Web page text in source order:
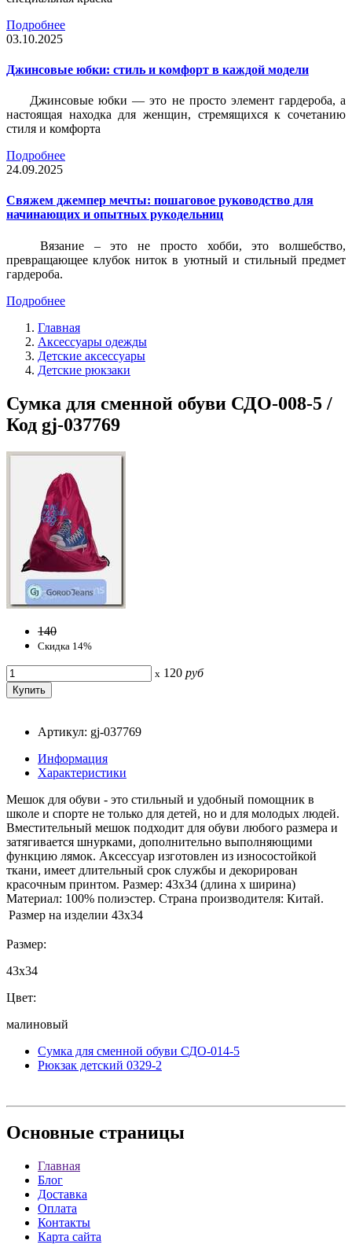
Подробнее
03.10.2025
Джинсовые юбки: стиль и комфорт в каждой модели
Джинсовые юбки — это не просто элемент гардероба, а
настоящая находка для женщин, стремящихся к сочетанию
стиля и комфорта
Подробнее
24.09.2025
Свяжем джемпер мечты: пошаговое руководство для
начинающих и опытных рукодельниц
Вязание – это не просто хобби, это волшебство,
превращающее клубок ниток в уютный и стильный предмет
гардероба.
Подробнее
Главная
Аксессуары одежды
Детские аксессуары
Детские рюкзаки
Сумка для сменной обуви СДО-008-5 /
Код gj-037769
140
Скидка 14%
x 120 руб
Артикул: gj-037769
Информация
Характеристики
Мешок для обуви - это стильный и удобный помощник в
школе и спорте не только для детей, но и для молодых людей.
Вместительный мешок подходит для обуви любого размера и
затягивается шнурками, дополнительно выполняющими
функцию лямок. Аксессуар изготовлен из износостойкой
ткани, имеет длительный срок службы и декорирован
красочным принтом. Размер: 43х34 (длина х ширина)
Материал: 100% полиэстер. Страна производителя: Китай.
Размер на изделии 43х34
Размер:
43х34
Цвет:
малиновый
Сумка для сменной обуви СДО-014-5
Рюкзак детский 0329-2
Основные страницы
Главная
Блог
Доставка
Оплата
Контакты
Карта сайта